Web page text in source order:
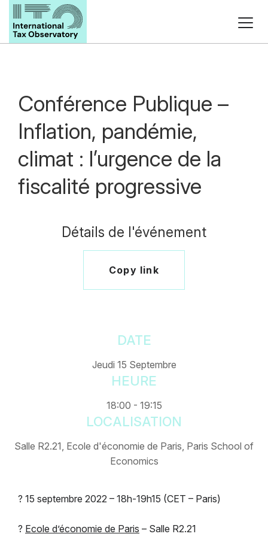
Conférence Publique –
Inflation, pandémie,
climat : l’urgence de la
fiscalité progressive
Détails de l'événement
Copy link
DATE
Jeudi 15 Septembre
HEURE
18:00 - 19:15
LOCALISATION
Salle R2.21, Ecole d'économie de Paris, Paris School of
Economics
? 15 septembre 2022 – 18h-19h15 (CET – Paris)
? Ecole d’économie de Paris – Salle R2.21